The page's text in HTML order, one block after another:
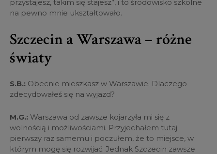
przystajesz, takim się stajesz”, i to środowisko szkolne
na pewno mnie ukształtowało.
Szczecin a Warszawa – różne
światy
S.B.: Obecnie mieszkasz w Warszawie. Dlaczego
zdecydowałeś się na wyjazd?
M.G.: Warszawa od zawsze kojarzyła mi się z
wolnością i możliwościami. Przyjechałem tutaj
pierwszy raz samemu i poczułem, że to miejsce, w
którym mogę się rozwijać. Jednak Szczecin zawsze